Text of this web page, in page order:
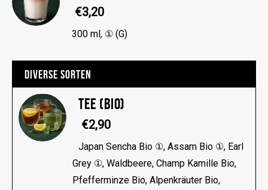
€3,20
300 ml, ① (G)
DIVERSE SORTEN
TEE (BIO)
€2,90
Japan Sencha Bio ①, Assam Bio ①, Earl
Grey ①, Waldbeere, Champ Kamille Bio,
Pfefferminze Bio, Alpenkräuter Bio,